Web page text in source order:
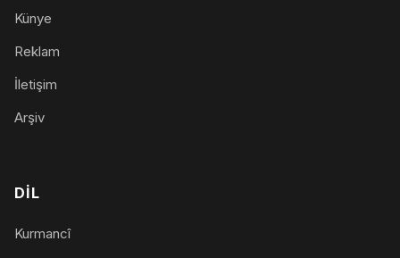
Künye
Reklam
İletişim
Arşiv
DIL
Kurmancî